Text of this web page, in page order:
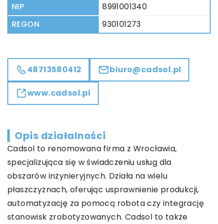
NIP
8991001340
REGON
930101273
48713580412 biuro@cadsol.pl
www.cadsol.pl
Opis działalności
Cadsol to renomowana firma z Wrocławia,
specjalizująca się w świadczeniu usług dla
obszarów inżynieryjnych. Działa na wielu
płaszczyznach, oferując usprawnienie produkcji,
automatyzację za pomocą robota czy integrację
stanowisk zrobotyzowanych. Cadsol to także